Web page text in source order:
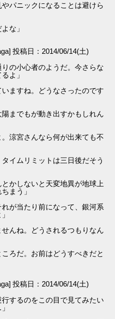
ニックになることは避けら
な」
投稿日：2014/06/14(土)
の小心者のようだ。今さらな
よ」
ますね。どうなさったのです
までもが動き出すかもしれん
涼宮さんなら何が出来ても不
イムリミットは三日後だそう
ないと天変地異が地球上
まう」
たり前になって、銀河系
んね。どうされるつもりなん
ろだ。お前はどうすべきだと
投稿日：2014/06/14(土)
するのをこの目で見てみたい